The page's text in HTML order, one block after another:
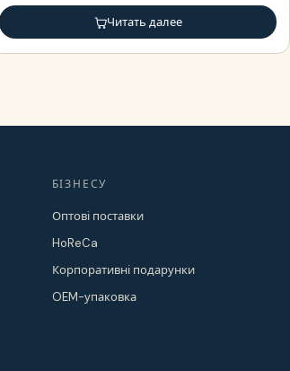
Читать далее
БІЗНЕСУ
Оптові поставки
HoReCa
Корпоративні подарунки
OEM-упаковка